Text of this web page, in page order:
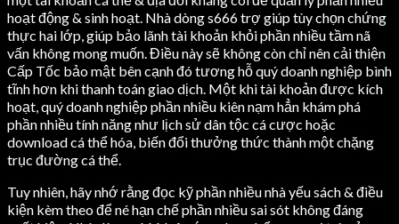
hoạt động & sinh hoạt. Nhà dòng s666 trợ giúp tùy chọn chứng
thực hai lớp, giúp bảo lãnh tài khoản khỏi phần nhiều tầm nã
vấn không mong muốn. Điều này sẽ không còn chỉ nên cải thiện
Cấp Tốc bảo mật bên cạnh đó tương hỗ quý doanh nghiệp bình
tĩnh hơn khi thanh toán giao dịch. Một khi tài khoản được kích
hoạt, quý doanh nghiệp phần nhiều kiên nạm hẳn khám phá
phần nhiều tính năng như lịch sử dân tộc cá cược hoặc
download cá thể hóa, biến đổi thưởng thức thành một chặng
trục đường cá thể.
Tuy nhiên, hãy nhớ rằng đọc kỹ phần nhiều nhà yếu sách & điều
kiện kèm theo để né hạn chế phần nhiều sai sót không đáng